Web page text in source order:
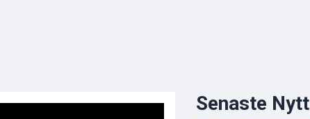
Senaste Nytt